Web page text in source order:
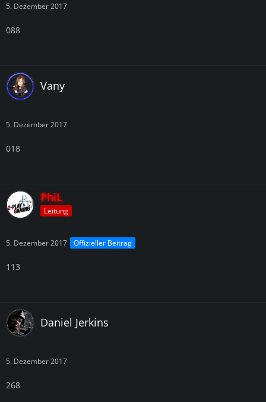
5. Dezember 2017
088
Vany
5. Dezember 2017
018
PhiL
Leitung
5. Dezember 2017 Offizieller Beitrag
113
Daniel Jerkins
5. Dezember 2017
268